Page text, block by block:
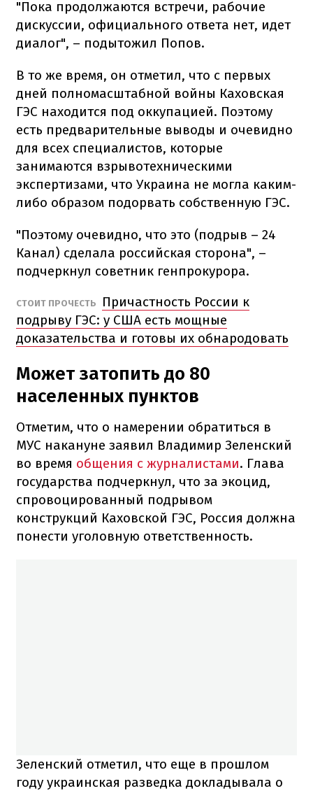
"Пока продолжаются встречи, рабочие
дискуссии, официального ответа нет, идет
диалог", – подытожил Попов.
В то же время, он отметил, что с первых
дней полномасштабной войны Каховская
ГЭС находится под оккупацией. Поэтому
есть предварительные выводы и очевидно
для всех специалистов, которые
занимаются взрывотехническими
экспертизами, что Украина не могла каким-
либо образом подорвать собственную ГЭС.
"Поэтому очевидно, что это (подрыв – 24
Канал) сделала российская сторона", –
подчеркнул советник генпрокурора.
СТОИТ ПРОЧЕСТЬ
Причастность России к
подрыву ГЭС: у США есть мощные
доказательства и готовы их обнародовать
Может затопить до 80
населенных пунктов
Отметим, что о намерении обратиться в
МУС накануне заявил Владимир Зеленский
во время общения с журналистами. Глава
государства подчеркнул, что за экоцид,
спровоцированный подрывом
конструкций Каховской ГЭС, Россия должна
понести уголовную ответственность.
Зеленский отметил, что еще в прошлом
году украинская разведка докладывала о